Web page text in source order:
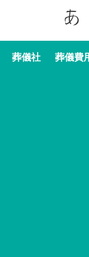
葬儀社 葬儀費